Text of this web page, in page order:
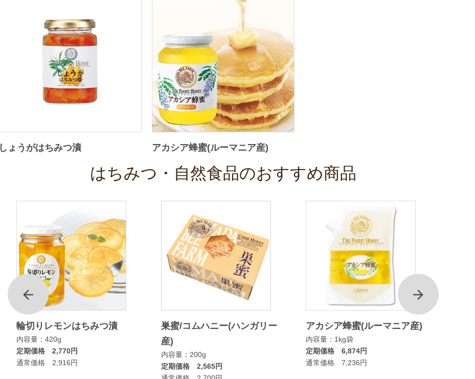
しょうがはちみつ漬 アカシア蜂蜜(ルーマニア産)
はちみつ・自然食品のおすすめ商品
前
輪切りレモンはちみつ漬
内容量：420g
定期価格 2,770円
通常価格 2,916円
巣蜜/コムハニー(ハンガリー
産)
内容量：200g
定期価格 2,565円
アカシア蜂蜜(ルーマニア産)
内容量：1kg袋
定期価格 6,874円
通常価格 7,236円
次